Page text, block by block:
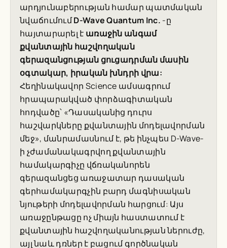
արդյունաբերության համար պատմական
նվաճումումD-Wave Quantum Inc. -ը
հայտարարել է առաջին անգամ
քվանտային հաշվողական
գերազանցության ցուցադրման մասին
օգտակար, իրական խնդրի վրա:
Հեղինակավոր Science ամսագրում
հրապարակված փորձագիտական
հոդվածը՝ «Դասականից դուրս
հաշվարկները քվանտային մոդելավորման
մեջ», մանրամասնում է, թե ինչպես D-Wave-
ի չժամանակագրվող քվանտային
համակարգիչը վճռականորեն
գերազանցեց առաջատար դասական
գերհամակարգչին բարդ մագնիսական
նյութերի մոդելավորման հարցում: Այս
առաջընթացը ոչ միայն հաստատում է
քվանտային հաշվողականության ներուժը,
այլ նաև դռներ է բացում գործնական